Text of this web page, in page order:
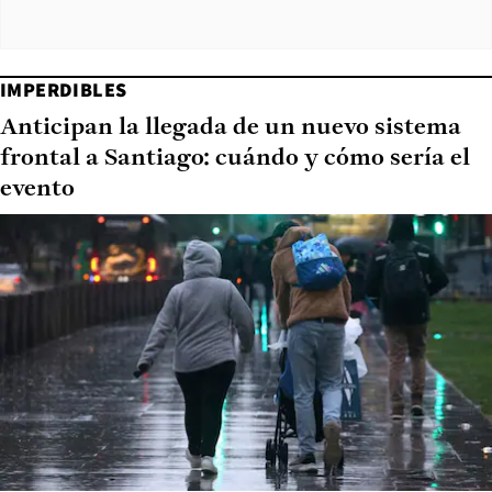
IMPERDIBLES
Anticipan la llegada de un nuevo sistema
frontal a Santiago: cuándo y cómo sería el
evento